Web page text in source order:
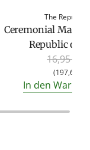
The Republic
Ceremonial
Republic of
R
g
16,95 €
(197,67 €
In den